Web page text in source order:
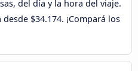
del día y la hora del viaje.
$34.174. ¡Compará los